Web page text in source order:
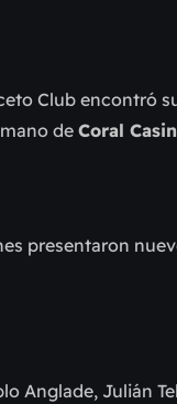
Club encontró
de Coral
presentaron
Anglade, Julián